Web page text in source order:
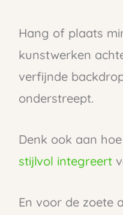
Hang of plaats
kunstwerken
verfijnde
onderstreept.
Denk ook aan
stijlvol integreert
En voor de zoete